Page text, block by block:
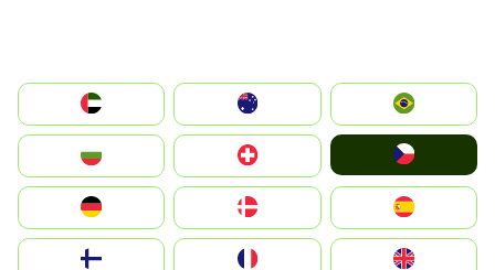
الإمارات العربية المتحدة
Switzerland
Deutschland
United Kingdom